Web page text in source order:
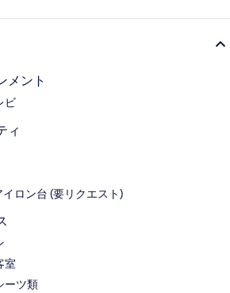
メント
ビ
ィ
ロン台 (要リクエスト)
室
ーツ類